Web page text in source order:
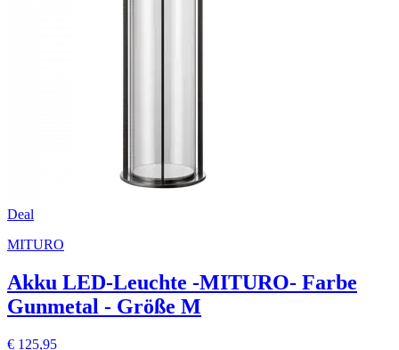
Deal
MITURO
Akku LED-Leuchte -MITURO- Farbe
Gunmetal - Größe M
€ 125,95